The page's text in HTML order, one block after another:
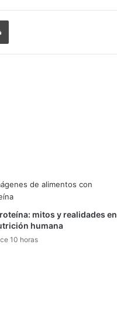
Imprimir
mitos y realidades en
humana
10 horas